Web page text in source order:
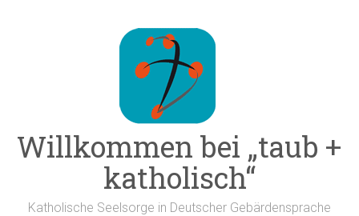
Willkommen bei „taub +
katholisch“
Katholische Seelsorge in Deutscher Gebärdensprache